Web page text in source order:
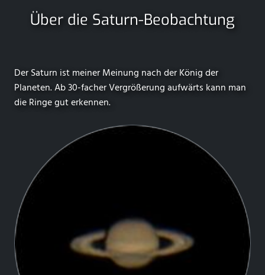
Über die Saturn-Beobachtung
Der Saturn ist meiner Meinung nach der König der
Planeten. Ab 30-facher Vergrößerung aufwärts kann man
die Ringe gut erkennen.